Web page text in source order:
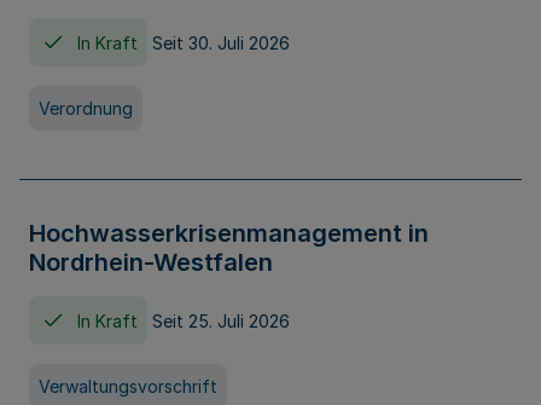
In Kraft Seit 30. Juli 2026
Verordnung
Hochwasserkrisenmanagement in
Nordrhein-Westfalen
In Kraft Seit 25. Juli 2026
Verwaltungsvorschrift